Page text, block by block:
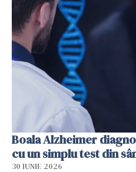
Boala Alzheimer
cu un simplu test din
30 IUNIE 2026